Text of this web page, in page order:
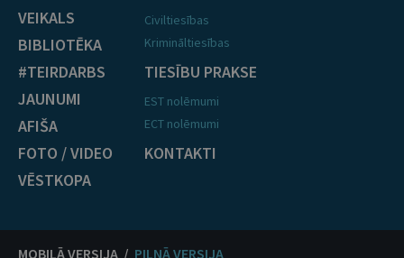
VEIKALS
BIBLIOTĒKA
#TEIRDARBS
JAUNUMI
AFIŠA
FOTO / VIDEO
VĒSTKOPA
Civiltiesības
Krimināltiesības
TIESĪBU PRAKSE
EST nolēmumi
ECT nolēmumi
KONTAKTI
MOBILĀ VERSIJA / PILNĀ VERSIJA